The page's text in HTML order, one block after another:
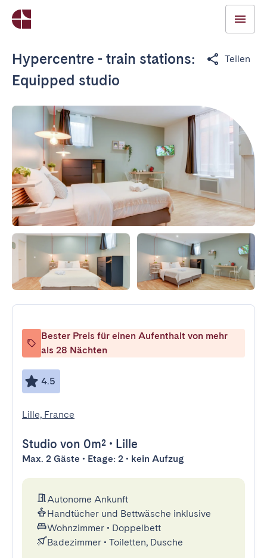
Hypercentre - train stations:
Equipped studio
Teilen
Bester Preis für einen Aufenthalt von mehr
als 28 Nächten
4.5
Lille, France
Studio von 0m² • Lille
Max. 2 Gäste • Etage: 2 • kein Aufzug
Autonome Ankunft
Handtücher und Bettwäsche inklusive
Wohnzimmer • Doppelbett
Badezimmer • Toiletten, Dusche